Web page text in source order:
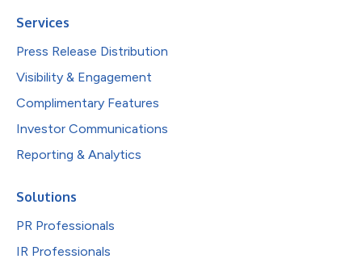
Services
Press Release Distribution
Visibility & Engagement
Complimentary Features
Investor Communications
Reporting & Analytics
Solutions
PR Professionals
IR Professionals